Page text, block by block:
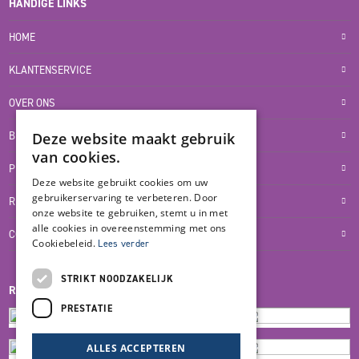
HANDIGE LINKS
HOME
KLANTENSERVICE
OVER ONS
BLOG
PRIVACYVERKLARING
RETOUR- EN TERUGBETALINGSBELEID
COOKIES
REVIEWMERK
Deze website maakt gebruik
van cookies.
Deze website gebruikt cookies om uw
gebruikerservaring te verbeteren. Door
onze website te gebruiken, stemt u in met
alle cookies in overeenstemming met ons
Cookiebeleid. Lees verder
STRIKT NOODZAKELIJK
PRESTATIE
ALLES ACCEPTEREN